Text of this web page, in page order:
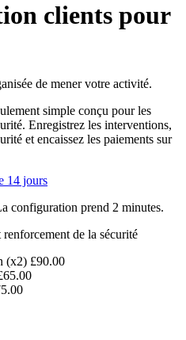
clients pour
de mener votre activité.
simple conçu pour les
Enregistrez les interventions,
et encaissez les paiements sur
14 jours
configuration prend 2 minutes.
de la sécurité
(x2) £90.00